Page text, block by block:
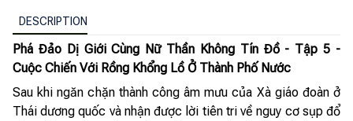
DESCRIPTION
Phá Đảo Dị Giới Cùng Nữ Thần Không Tín Đồ - Tập 5 -
Cuộc Chiến Với Rồng Khổng Lồ Ở Thành Phố Nước
Sau khi ngăn chặn thành công âm mưu của Xà giáo đoàn ở
Thái dương quốc và nhận được lời tiên tri về nguy cơ sụp đổ